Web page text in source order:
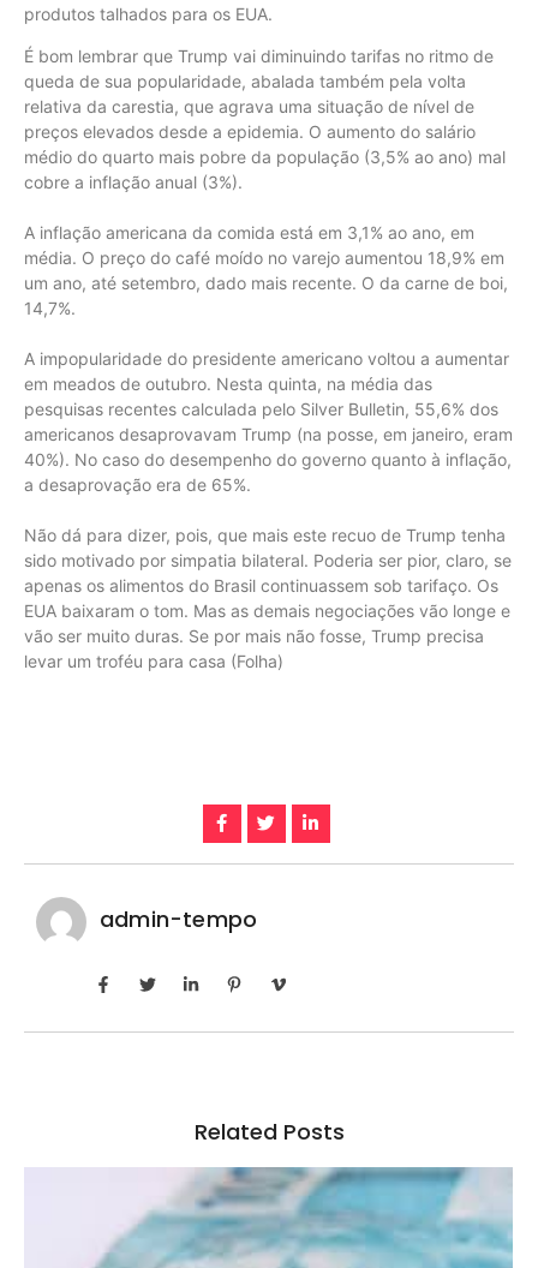
produtos talhados para os EUA.
É bom lembrar que Trump vai diminuindo tarifas no ritmo de
queda de sua popularidade, abalada também pela volta
relativa da carestia, que agrava uma situação de nível de
preços elevados desde a epidemia. O aumento do salário
médio do quarto mais pobre da população (3,5% ao ano) mal
cobre a inflação anual (3%).
A inflação americana da comida está em 3,1% ao ano, em
média. O preço do café moído no varejo aumentou 18,9% em
um ano, até setembro, dado mais recente. O da carne de boi,
14,7%.
A impopularidade do presidente americano voltou a aumentar
em meados de outubro. Nesta quinta, na média das
pesquisas recentes calculada pelo Silver Bulletin, 55,6% dos
americanos desaprovavam Trump (na posse, em janeiro, eram
40%). No caso do desempenho do governo quanto à inflação,
a desaprovação era de 65%.
Não dá para dizer, pois, que mais este recuo de Trump tenha
sido motivado por simpatia bilateral. Poderia ser pior, claro, se
apenas os alimentos do Brasil continuassem sob tarifaço. Os
EUA baixaram o tom. Mas as demais negociações vão longe e
vão ser muito duras. Se por mais não fosse, Trump precisa
levar um troféu para casa (Folha)
admin-tempo
Related Posts